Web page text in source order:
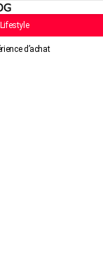
Lifestyle
d’achat